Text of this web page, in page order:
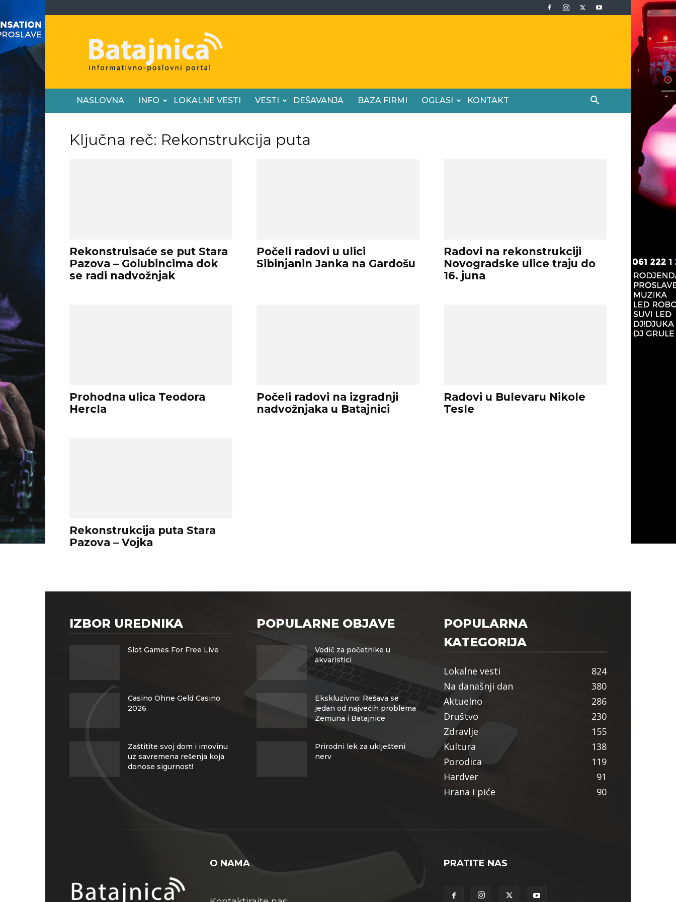
Batajnica
NASLOVNA INFO LOKALNE VESTI VESTI DEŠAVANJA BAZA FIRMI OGLASI KONTAKT
Ključna reč: Rekonstrukcija puta
Rekonstruisaće se put Stara
Pazova – Golubincima dok
se radi nadvožnjak
Počeli radovi u ulici
Sibinjanin Janka na Gardošu
Radovi na rekonstrukciji
Novogradske ulice traju do
16. juna
Prohodna ulica Teodora
Hercla
Počeli radovi na izgradnji
nadvožnjaka u Batajnici
Radovi u Bulevaru Nikole
Tesle
Rekonstrukcija puta Stara
Pazova – Vojka
IZBOR UREDNIKA
Slot Games For Free Live
Casino Ohne Geld Casino
2026
Zaštitite svoj dom i imovinu
uz savremena rešenja koja
donose sigurnost!
POPULARNE OBJAVE
Vodič za početnike u
akvaristici
Ekskluzivno: Rešava se
jedan od najvećih problema
Zemuna i Batajnice
Prirodni lek za uklješteni
nerv
POPULARNA
KATEGORIJA
Lokalne vesti
824
Na današnji dan
380
Aktuelno
286
Društvo
230
Zdravlje
155
Kultura
138
Porodica
119
Hardver
91
Hrana i piće
90
O NAMA PRATITE NAS